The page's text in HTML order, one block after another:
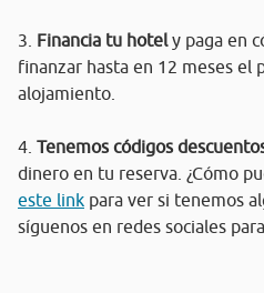
3. Financia tu hotely paga en
finanzar hasta en 12 meses el
alojamiento.
4. Tenemos códigos
dinero en tu reserva. ¿Cómo
este link para ver si tenemos
síguenos en redes sociales